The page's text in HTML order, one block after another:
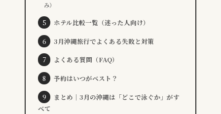
み）
ホテル比較一覧（迷った人向け）
3月沖縄旅行でよくある失敗と対策
よくある質問（FAQ）
予約はいつがベスト？
まとめ｜3月の沖縄は「どこで泳ぐか」がす
べて